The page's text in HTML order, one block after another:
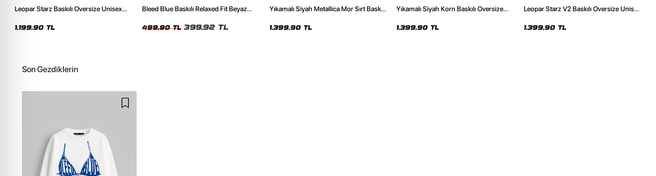
Leopar Starz Baskılı Oversize Unisex
1.199,90 TL
Bleed Blue Baskılı Relaxed Fit Beyaz
499,90 TL 399,92 TL
Yıkamalı Siyah Metallica Mor Sırt Baskılı
1.399,90 TL
Yıkamalı Siyah Korn Baskılı Oversize
1.399,90 TL
Leopar Starz V2 Baskılı Oversize Unisex
1.399,90 TL
Son Gezdiklerin